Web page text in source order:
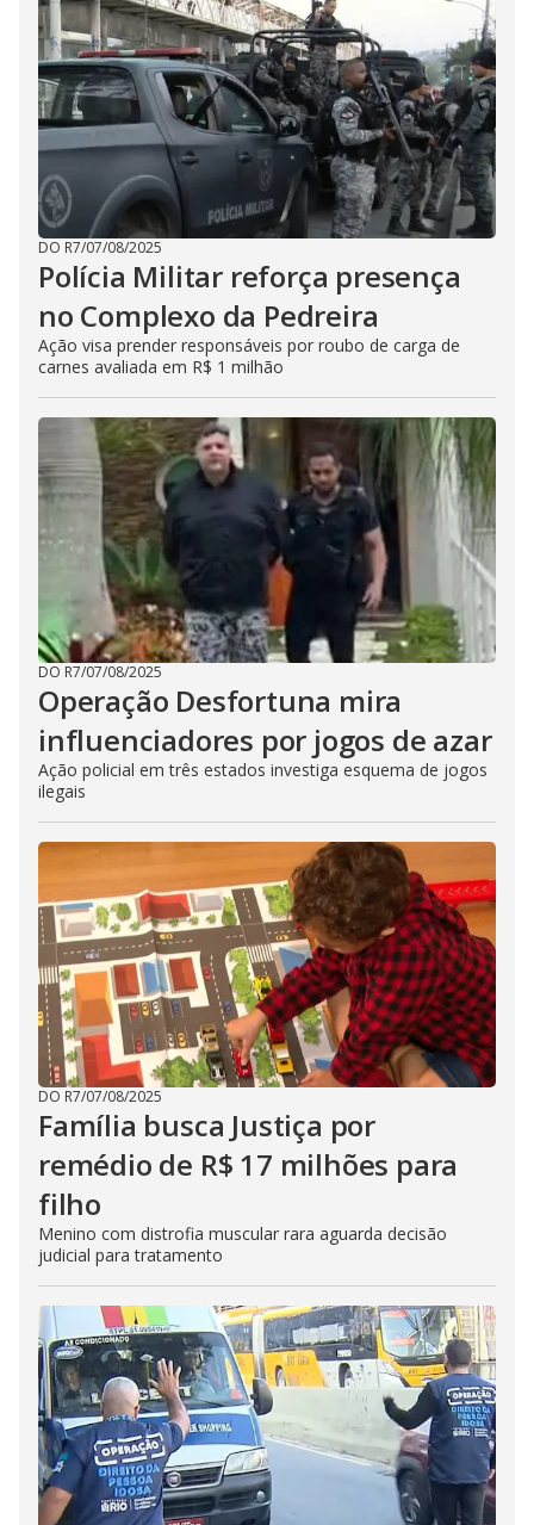
DO R7/07/08/2025
Polícia Militar reforça presença
no Complexo da Pedreira
Ação visa prender responsáveis por roubo de carga de
carnes avaliada em R$ 1 milhão
DO R7/07/08/2025
Operação Desfortuna mira
influenciadores por jogos de azar
Ação policial em três estados investiga esquema de jogos
ilegais
DO R7/07/08/2025
Família busca Justiça por
remédio de R$ 17 milhões para
filho
Menino com distrofia muscular rara aguarda decisão
judicial para tratamento